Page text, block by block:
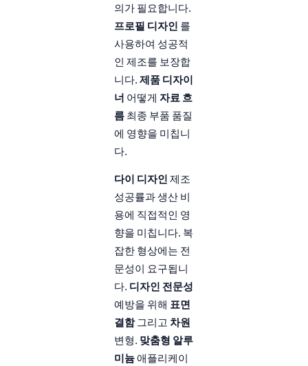
의가 필요합니다.
프로필 디자인 를
사용하여 성공적
인 제조를 보장합
니다. 제품 디자이
너 어떻게 자료 흐
름 최종 부품 품질
에 영향을 미칩니
다.
다이 디자인 제조
성공률과 생산 비
용에 직접적인 영
향을 미칩니다. 복
잡한 형상에는 전
문성이 요구됩니
다. 디자인 전문성
예방을 위해 표면
결함그리고 차원
변형. 맞춤형 알루
미늄애플리케이